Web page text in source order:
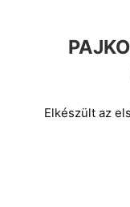
Elkészült az